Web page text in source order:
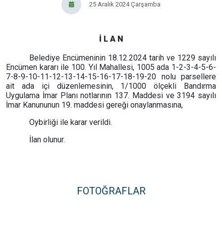
25 Aralık 2024 Çarşamba
İ L A N
Belediye Encümeninin 18.12.2024 tarih ve 1229 sayılı
Encümen kararı ile 100. Yıl Mahallesi, 1005 ada 1-2-3-4-5-6-
7-8-9-10-11-12-13-14-15-16-17-18-19-20 nolu parsellere
ait ada içi düzenlemesinin, 1/1000 ölçekli Bandırma
Uygulama İmar Planı notlarının 137. Maddesi ve 3194 sayılı
İmar Kanununun 19. maddesi gereği onaylanmasına,
Oybirliği ile karar verildi.
İlan olunur.
FOTOĞRAFLAR